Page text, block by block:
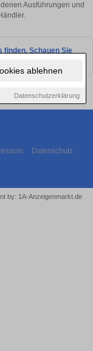
ablehnen
Datenschutzerklärung
Ausführungen und
finden. Schauen Sie
Datenschutz
by: 1A-Anzeigenmarkt.de